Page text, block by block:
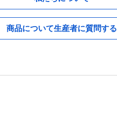
商品について生産者に質問する